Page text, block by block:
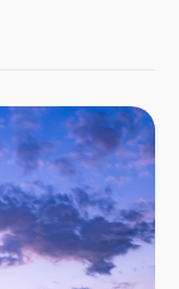
나스닥 -2.14%,
절차를 시작해야 하는
갈될 수 있는
예산국은 실제로
고 있으나 월가는
장의 우려가 커질
를 비롯한 원자재
리의 상승세는 기술
스북(FB)은 내부